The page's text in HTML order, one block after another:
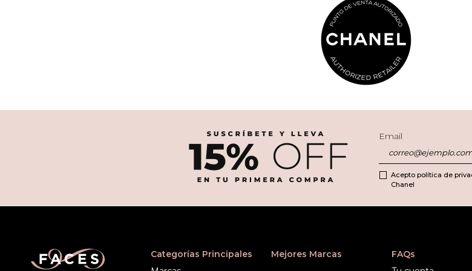
Email
Acepto política de
Chanel
Categorías Principales
Mejores Marcas
FAQs